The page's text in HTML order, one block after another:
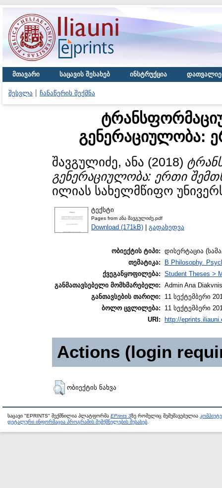
მთავარი საცავის შესახებ ინსტრუქცია
შესვლა ჩანაწერის შექმნა
გენერაციულობა:
შავგულიძე, ანა (2018)
გენერაციულობა: ერთი
ილიას სახელმწიფო
ტექსტი
Pages from ანა შავგულიძე.pdf
Download (171kB) | გადახედვა
ობიექტის ტიპი: დისერტაცია
თემატიკა:
B Philosophy.
ქვეგანყოფილება: Student Theses >
განმათავსებელი მომხმარებელი: Admin Ana
განთავსების თარიღი:
11 სექტემბერი
ბოლო ცვლილება:
11 სექტემბერი
URI:
http://
Actions (login
ობიექტის ნახვა
საცავი "EPRINTS" შექმნილია პლატფორმა EPrints 3ზე რომელიც შემუშავებულია
დეტალური ინფორმაცია პროგრამის შემქმნელების შესახებ.